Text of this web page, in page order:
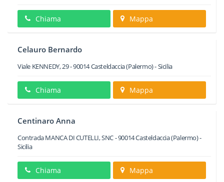
Chiama Mappa
Celauro Bernardo
Viale KENNEDY, 29-90014Casteldaccia(Palermo) -Sicilia
Chiama Mappa
Centinaro Anna
Contrada MANCA DI CUTELLI, SNC-90014Casteldaccia(Palermo) -
Sicilia
Chiama Mappa